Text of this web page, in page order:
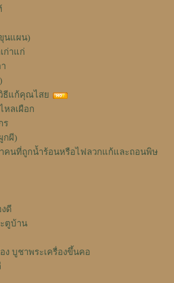
นแผน)
ก่าแก่
ธีแก้คุณไสย
หลเผือก
ร
กผี)
คนที่ถูกน้ำร้อนหรือไฟลวกแก้และถอนพิษ
ดี
ตูบ้าน
ง บูชาพระเครื่องขึ้นคอ